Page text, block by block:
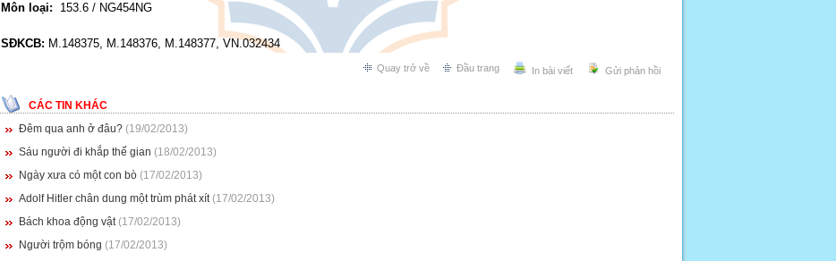
Môn loại: 153.6 / NG454NG
SĐKCB: M.148375, M.148376, M.148377, VN.032434
Gửi phản hồi
In bài viết
Đầu trang
Quay trở về
CÁC TIN KHÁC
Đêm qua anh ở đâu? (19/02/2013)
Sáu người đi khắp thế gian (18/02/2013)
Ngày xưa có một con bò (17/02/2013)
Adolf Hitler chân dung một trùm phát xít(17/02/2013)
Bách khoa động vật(17/02/2013)
Người trộm bóng (17/02/2013)